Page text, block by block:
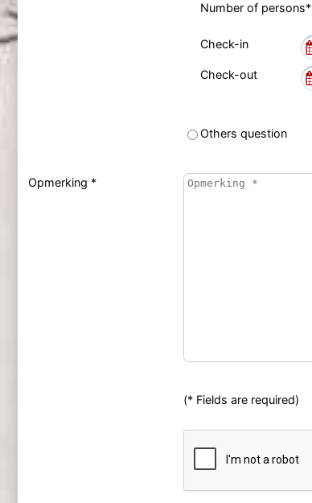
Number of persons*
Check-in
Check-out
Others question
Opmerking *
(* Fields are required)